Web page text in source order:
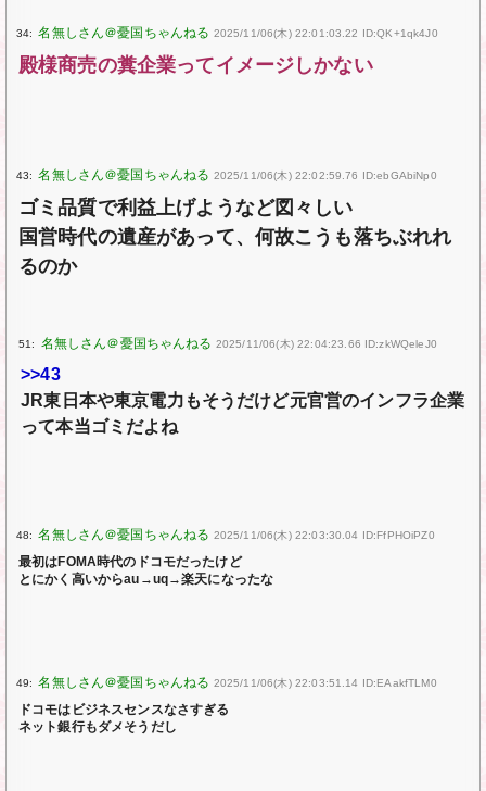
34: 2025/11/06(木) 22:01:03.22 ID:QK+1qk4J0
殿様商売の糞企業ってイメージしかない
43: 2025/11/06(木) 22:02:59.76 ID:ebGAbiNp0
ゴミ品質で利益上げようなど図々しい
国営時代の遺産があって、何故こうも落ちぶれれ
るのか
51: 2025/11/06(木) 22:04:23.66 ID:zkWQeleJ0
>>43
JR東日本や東京電力もそうだけど元官営のインフラ企業
って本当ゴミだよね
48: 2025/11/06(木) 22:03:30.04 ID:FfPHOiPZ0
最初はFOMA時代のドコモだったけど
とにかく高いからau→uq→楽天になったな
49: 2025/11/06(木) 22:03:51.14 ID:EAakfTLM0
ドコモはビジネスセンスなさすぎる
ネット銀行もダメそうだし